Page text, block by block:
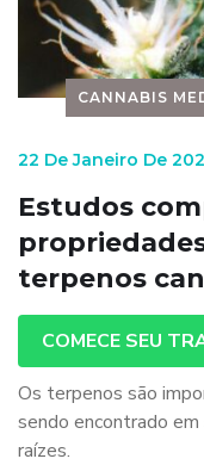
CANNABIS
22 De Janeiro De
Estudos
terpenos
COMECE SEU
Os terpenos são
sendo encontrado
raízes.